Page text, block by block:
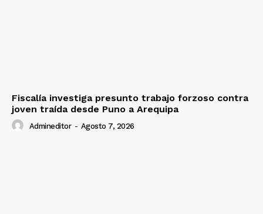
Nosotros
Contacto
Fiscalía investiga presunto trabajo forzoso contra
joven traída desde Puno a Arequipa
Admineditor - Agosto 7, 2026